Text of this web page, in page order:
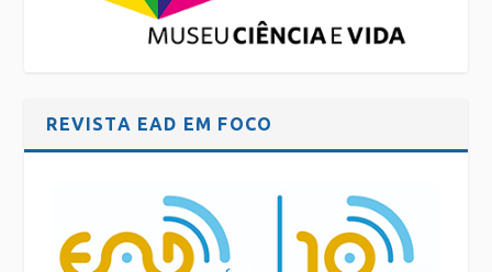
REVISTA EAD EM FOCO